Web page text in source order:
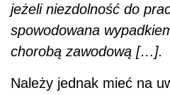
jeżeli niezdolność do
spowodowana
chorobą zawodową […].
Należy jednak mieć na